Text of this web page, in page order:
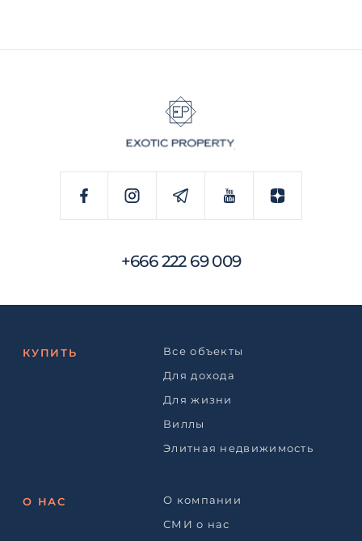
+666 222 69 009
КУПИТЬ
Все объекты
Для дохода
Для жизни
Виллы
Элитная недвижимость
О НАС
О компании
СМИ о нас